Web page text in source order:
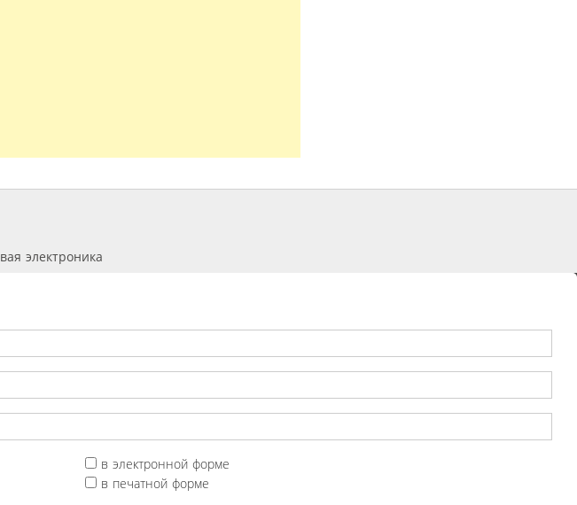
электроника
в электронной форме
в печатной форме